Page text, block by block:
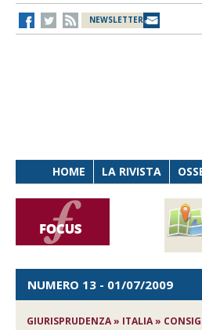
NEWSLETTER
HOME LA RIVISTA
NUMERO 13 - 01/07/2009
GIURISPRUDENZA » ITALIA »